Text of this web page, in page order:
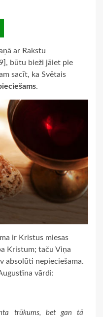
ar Rakstu
būtu bieži jāiet pie
sacīt, ka Svētais
.
ir Kristus miesas
Kristum; taču Viņa
absolūti nepieciešama.
vārdi:
trūkums, bet gan tā